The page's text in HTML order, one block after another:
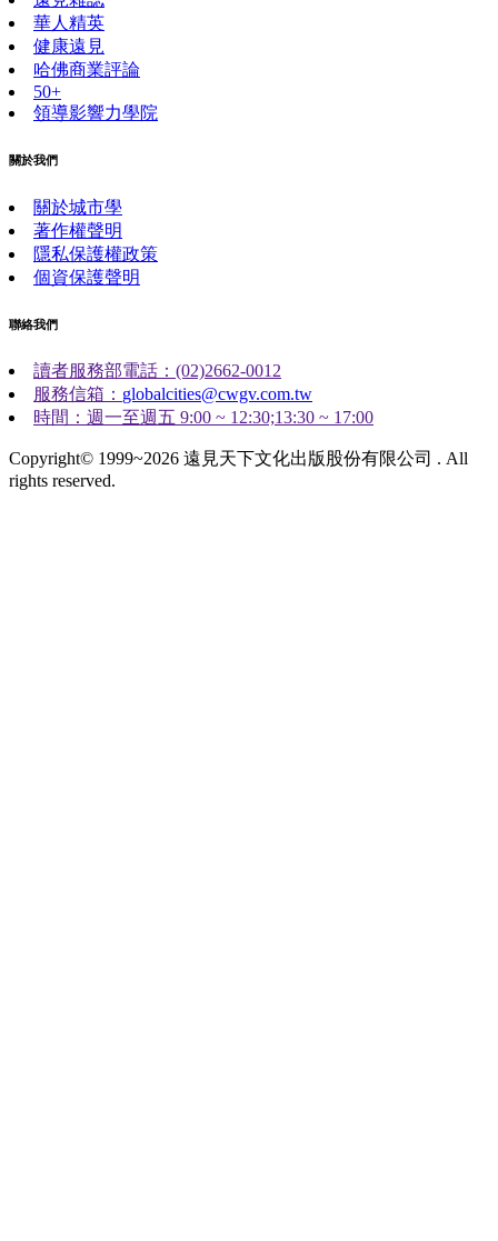
華人精英
健康遠見
哈佛商業評論
50+
領導影響力學院
關於我們
關於城市學
著作權聲明
隱私保護權政策
個資保護聲明
聯絡我們
讀者服務部電話：(02)2662-0012
服務信箱： globalcities@cwgv.com.tw
時間：週一至週五 9:00 ~ 12:30;13:30 ~ 17:00
Copyright© 1999~2026 遠見天下文化出版股份有限公司 . All
rights reserved.